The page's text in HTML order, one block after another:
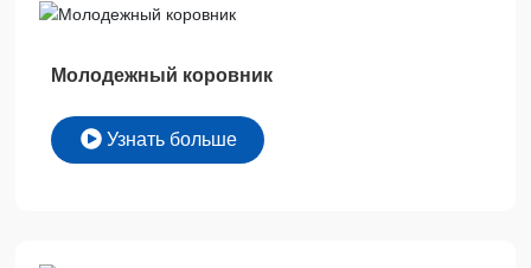
Молодежный коровник
Узнать больше